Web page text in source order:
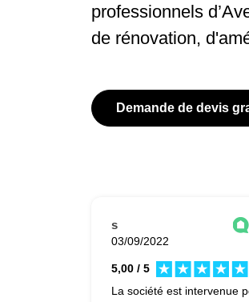
professionnels
de rénovation,
Demande de devis
s
03/09/2022
5,00 / 5
La société est intervenue